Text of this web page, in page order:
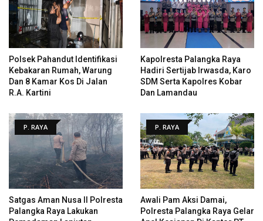
Polsek Pahandut Identifikasi
Kebakaran Rumah, Warung
Dan 8 Kamar Kos Di Jalan
R.A. Kartini
Kapolresta Palangka Raya
Hadiri Sertijab Irwasda, Karo
SDM Serta Kapolres Kobar
Dan Lamandau
P. RAYA
Satgas Aman Nusa II Polresta
Palangka Raya Lakukan
P. RAYA
Awali Pam Aksi Damai,
Polresta Palangka Raya Gelar